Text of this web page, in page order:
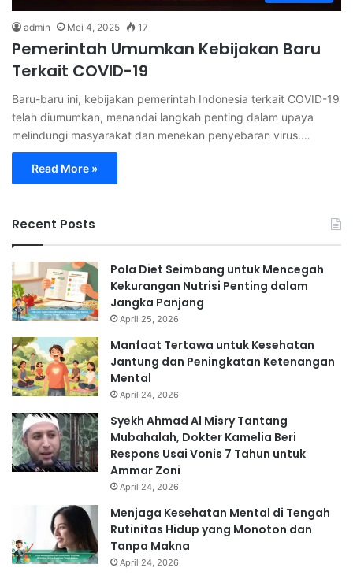
admin Mei 4, 2025 17
Pemerintah Umumkan Kebijakan Baru
Terkait COVID-19
Baru-baru ini, kebijakan pemerintah Indonesia terkait COVID-19
telah diumumkan, menandai langkah penting dalam upaya
melindungi masyarakat dan menekan penyebaran virus.…
Read More »
Recent Posts
Pola Diet Seimbang untuk Mencegah
Kekurangan Nutrisi Penting dalam
Jangka Panjang
April 25, 2026
Manfaat Tertawa untuk Kesehatan
Jantung dan Peningkatan Ketenangan
Mental
April 24, 2026
Syekh Ahmad Al Misry Tantang
Mubahalah, Dokter Kamelia Beri
Respons Usai Vonis 7 Tahun untuk
Ammar Zoni
April 24, 2026
Menjaga Kesehatan Mental di Tengah
Rutinitas Hidup yang Monoton dan
Tanpa Makna
April 24, 2026